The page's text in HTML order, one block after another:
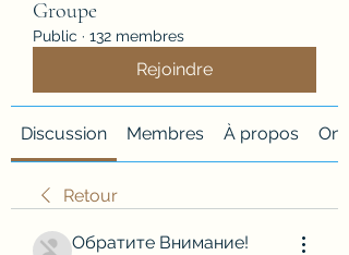
Groupe
Public · 132 membres
Rejoindre
Discussion Membres À propos
Retour
Обратите Внимание!